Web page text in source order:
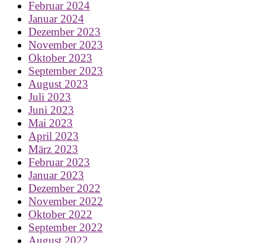
Februar 2024
Januar 2024
Dezember 2023
November 2023
Oktober 2023
September 2023
August 2023
Juli 2023
Juni 2023
Mai 2023
April 2023
März 2023
Februar 2023
Januar 2023
Dezember 2022
November 2022
Oktober 2022
September 2022
August 2022